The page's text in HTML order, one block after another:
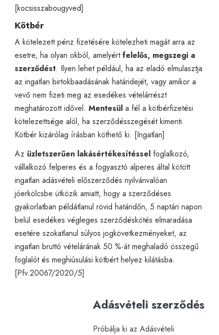
[kocsisszabougyved]
Kötbér
A kötelezett pénz fizetésére kötelezheti magát arra az
esetre, ha olyan okból, amelyértfelelős, megszegi a
szerződést. Ilyen lehet például, ha az eladó elmulasztja
az ingatlan birtokbaadásának határidejét, vagy amikor a
vevő nem fizeti meg az esedékes vételárrészt
meghatározott idővel. Mentesül a fél a kötbérfizetési
kötelezettsége alól, ha szerződésszegését kimenti.
Kötbér kizárólag írásban köthető ki. [Ingatlan]
Az üzletszerűen lakásértékesítéssel foglalkozó,
vállalkozó felperes és a fogyasztó alperes által kötött
ingatlan adásvételi előszerződés nyilvánvalóan
jóerkölcsbe ütközik amiatt, hogy a szerződéses
gyakorlatban példátlanul rövid határidőn, 5 naptári napon
belül esedékes végleges szerződéskötés elmaradása
esetére szokatlanul súlyos jogkövetkezményeket, az
ingatlan bruttó vételárának 50 %-át meghaladó összegű
foglalót és meghiúsulási kötbért helyez kilátásba.
[Pfv.20067/2020/5]
Adásvételi szerződés
Próbálja ki az Adásvételi